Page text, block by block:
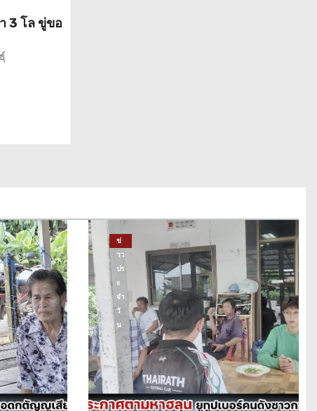
3 โล ขู่ขอ
ข่
าว
ปร
ะ
จำ
วั
น